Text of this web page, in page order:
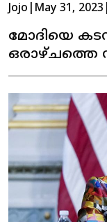
Jojo May 31, 2023
മോദിയെ
യുഎസില്‍